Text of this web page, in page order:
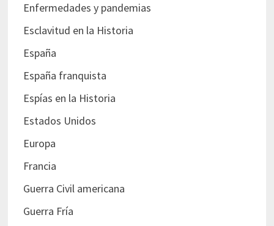
Enfermedades y pandemias
Esclavitud en la Historia
España
España franquista
Espías en la Historia
Estados Unidos
Europa
Francia
Guerra Civil americana
Guerra Fría